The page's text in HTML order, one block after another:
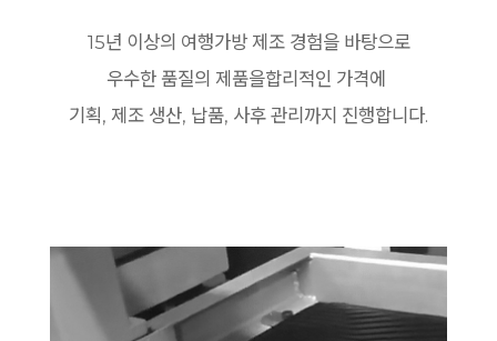
15년 이상의 여행가방 제조 경험을 바탕으로
우수한 품질의 제품을합리적인 가격에
기획, 제조 생산, 납품, 사후 관리까지 진행합니다.